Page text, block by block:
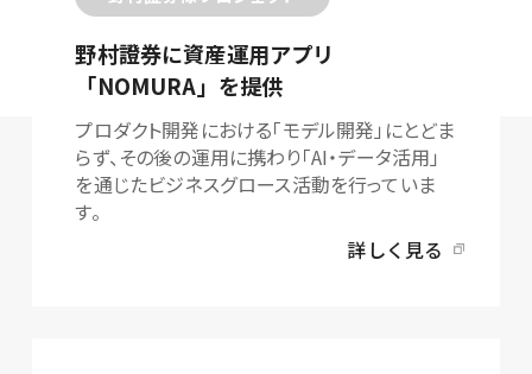
野村證券に資産運用アプリ
「NOMURA」を提供
プロダクト開発における「モデル開発」にとどま
らず、その後の運用に携わり「AI・データ活用」
を通じたビジネスグロース活動を行っていま
す。
詳しく見る